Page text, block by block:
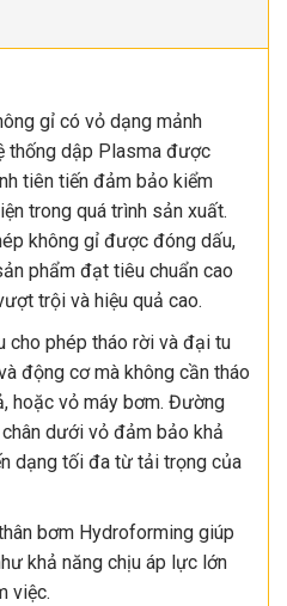
gỉ có vỏ dạng mảnh
thống dập Plasma được
tiên tiến đảm bảo kiểm
trong quá trình sản xuất.
không gỉ được đóng dấu,
phẩm đạt tiêu chuẩn cao
trội và hiệu quả cao.
cho phép tháo rời và đại tu
động cơ mà không cần tháo
hoặc vỏ máy bơm. Đường
dưới vỏ đảm bảo khả
dạng tối đa từ tải trọng của
bơm Hydroforming giúp
khả năng chịu áp lực lớn
việc.